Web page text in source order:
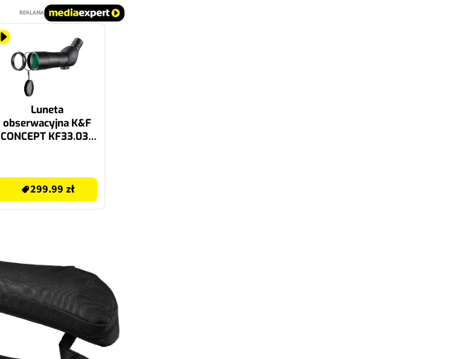
REKLAMA
Luneta
obserwacyjna K&F
CONCEPT KF33.033
299.99 zł